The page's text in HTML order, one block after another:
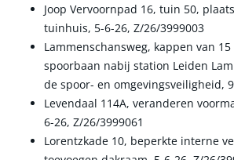
Joop Vervoornpad 16, tuin 50,
tuinhuis, 5-6-26, Z/26/3999003
Lammenschansweg, kappen van
spoorbaan nabij station Leiden
de spoor- en omgevingsveiligheid,
Levendaal 114A, veranderen
6-26, Z/26/3999061
Lorentzkade 10, beperkte interne